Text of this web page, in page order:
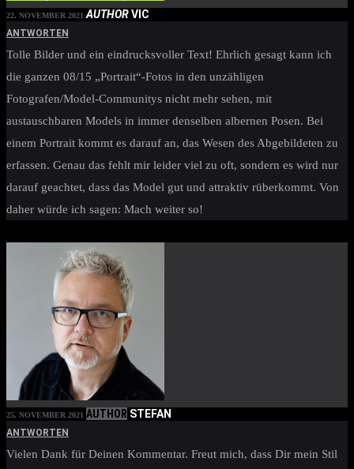
22. NOVEMBER 2021 AUTHORVIC
ANTWORTEN
Tolle Bilder und ein eindrucksvoller Text! Ehrlich gesagt kann ich
die ganzen 08/15 „Portrait“-Fotos in den unzähligen
Fotografen/Model-Communitys nicht mehr sehen, mit
austauschbaren Models in immer denselben albernen Posen. Bei
einem Portrait kommt es darauf an, das Wesen des Abgebildeten zu
erfassen. Genau das fehlt mir leider viel zu oft, sondern es wird nur
darauf geachtet, dass das Model gut und attraktiv rüberkommt. Von
daher würde ich sagen: Mach weiter so!
25. NOVEMBER 2021 AUTHOR STEFAN
ANTWORTEN
Vielen Dank für Deinen Kommentar. Freut mich, dass Dir mein Stil